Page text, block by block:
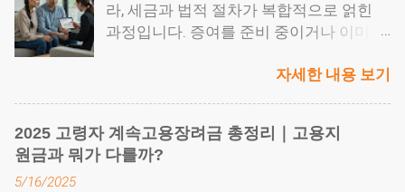
라, 세금과 법적 절차가 복합적으로 얽힌
과정입니다. 증여를 준비 중이거나 이미 받
이고 명의 이전 등기까지 놓치지 말아야 할
수단이지만, 실수 하나로 과세당국의 추징
대상이 될 수 있습니다. 특히 자녀에게 아
자세한 내용 보기
2025 고령자 계속고용장려금 총정리｜고용지
원금과 뭐가 다를까?
5/16/2025